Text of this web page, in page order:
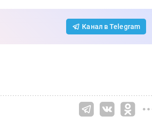
Канал в Telegram